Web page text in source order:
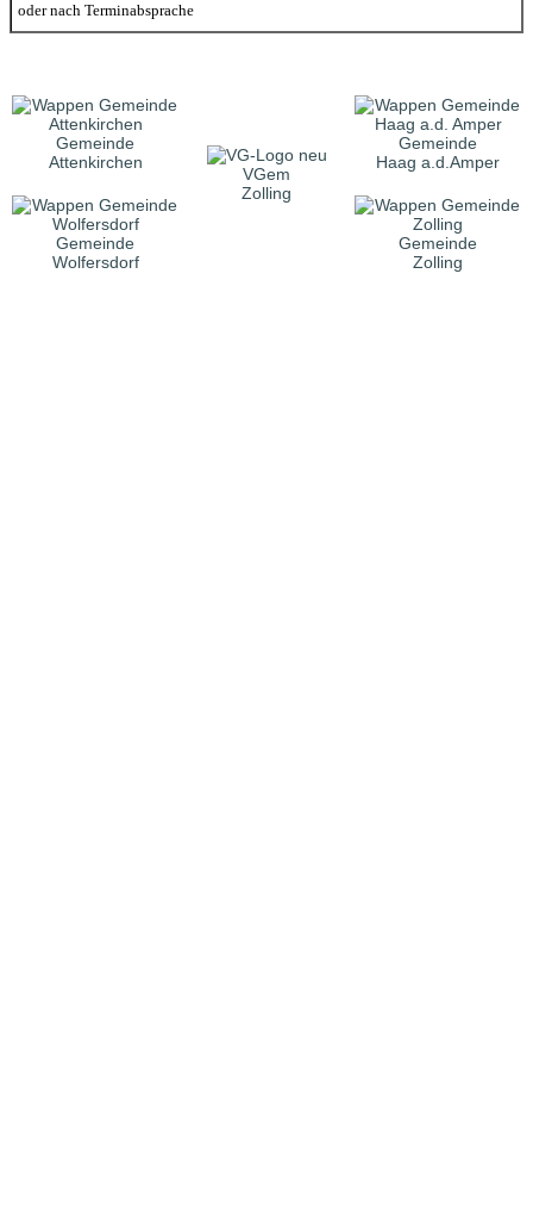
oder nach Terminabsprache
Gemeinde
Attenkirchen
VGem
Zolling
Gemeinde
Haag a.d.Amper
Gemeinde
Wolfersdorf
Gemeinde
Zolling